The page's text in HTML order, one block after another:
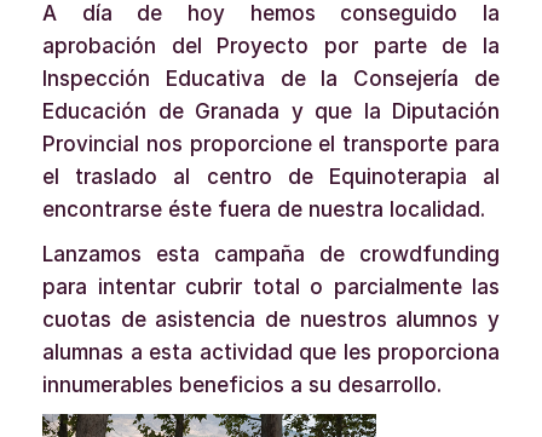
A día de hoy hemos conseguido la
aprobación del Proyecto por parte de la
Inspección Educativa de la Consejería de
Educación de Granada y que la Diputación
Provincial nos proporcione el transporte para
el traslado al centro de Equinoterapia al
encontrarse éste fuera de nuestra localidad.
Lanzamos esta campaña de crowdfunding
para intentar cubrir total o parcialmente las
cuotas de asistencia de nuestros alumnos y
alumnas a esta actividad que les proporciona
innumerables beneficios a su desarrollo.